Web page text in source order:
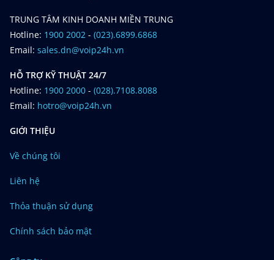
TRUNG TÂM KINH DOANH MIỀN TRUNG
Hotline: 1900 2002 - (023).6899.6868
Email: sales.dn@voip24h.vn
HỖ TRỢ KỸ THUẬT 24/7
Hotline: 1900 2000 - (028).7108.8088
Email: hotro@voip24h.vn
GIỚI THIỆU
Về chúng tôi
Liên hệ
Thỏa thuận sử dụng
Chính sách bảo mật